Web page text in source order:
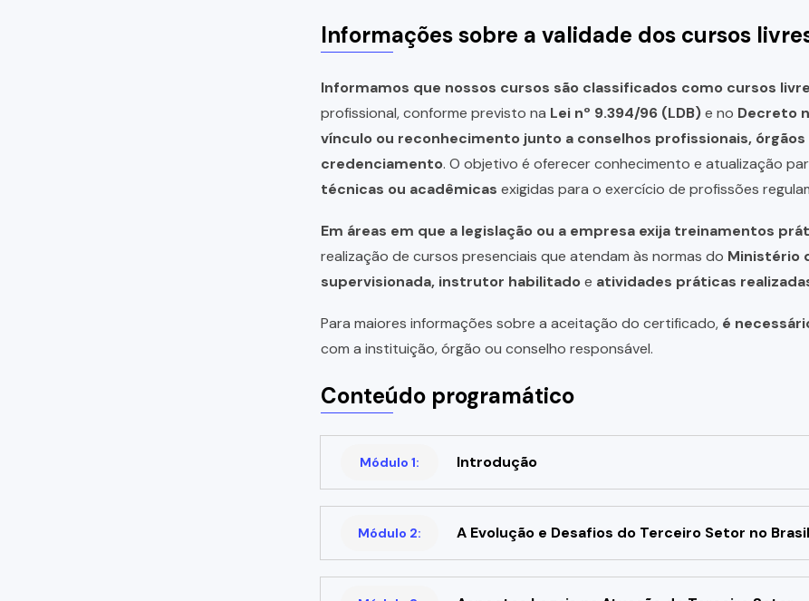
Informações sobre a validade dos cursos
Informamos que nossos cursos são classificados como cursos
profissional, conforme previsto na Lei nº 9.394/96 (LDB)e no Decreto
vínculo ou reconhecimento junto a conselhos profissionais,
credenciamento. O objetivo é oferecer conhecimento e atualização
técnicas ou acadêmicas exigidas para o exercício de profissões
Em áreas em que a legislação ou a empresa exija treinamentos
realização de cursos presenciais que atendam às normas do Ministério
supervisionada, instrutor habilitadoe atividades práticas
Para maiores informações sobre a aceitação do certificado, é
com a instituição, órgão ou conselho responsável.
Conteúdo programático
Módulo 1: Introdução
Módulo 2: A Evolução e Desafios do Terceiro Setor no Brasil